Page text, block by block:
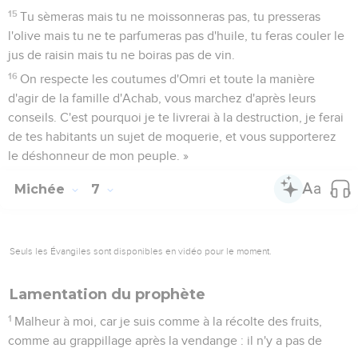
15 Tu sèmeras mais tu ne moissonneras pas, tu presseras
l'olive mais tu ne te parfumeras pas d'huile, tu feras couler le
jus de raisin mais tu ne boiras pas de vin.
16 On respecte les coutumes d'Omri et toute la manière
d'agir de la famille d'Achab, vous marchez d'après leurs
conseils. C'est pourquoi je te livrerai à la destruction, je ferai
de tes habitants un sujet de moquerie, et vous supporterez
le déshonneur de mon peuple. »
Michée 7
Seuls les Évangiles sont disponibles en vidéo pour le moment.
Lamentation du prophète
1 Malheur à moi, car je suis comme à la récolte des fruits,
comme au grappillage après la vendange : il n'y a pas de